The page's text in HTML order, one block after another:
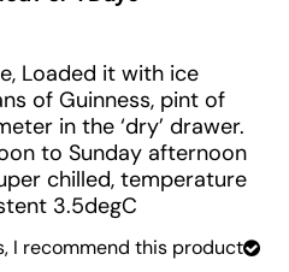
Loaded it with ice
of Guinness, pint of
in the ‘dry’ drawer.
to Sunday afternoon
chilled, temperature
3.5degC
I recommend this product.